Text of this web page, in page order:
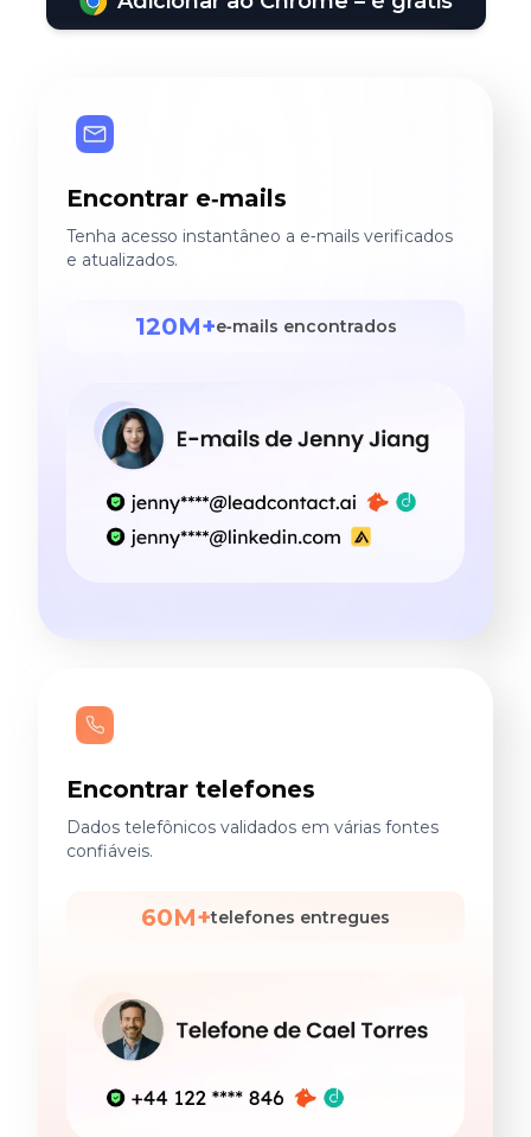
Encontrar e‑mails
Tenha acesso instantâneo a e‑mails verificados
e atualizados.
120M+e‑mails encontrados
Encontrar telefones
Dados telefônicos validados em várias fontes
confiáveis.
60M+telefones entregues